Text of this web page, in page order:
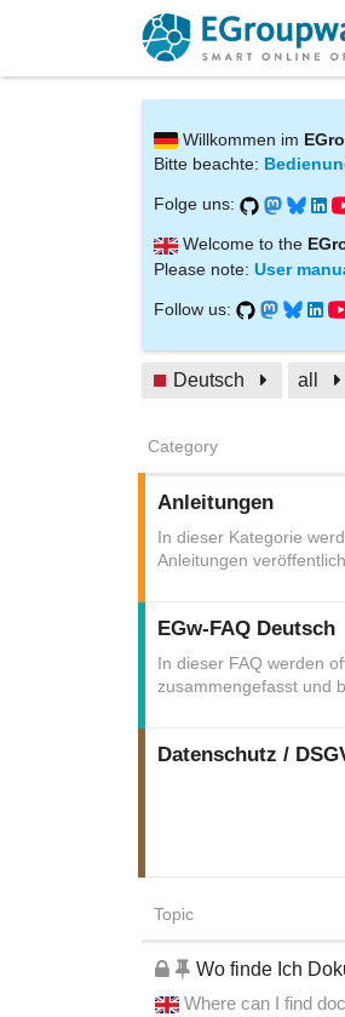
Willkommen im
Bitte beachte:
Folge uns:
Welcome to the
Please note: User
Follow us:
Deutsch all
Category
Anleitungen
In dieser Kategorie
Anleitungen
EGw-FAQ Deutsch
In dieser FAQ werden
zusammengefasst und
Datenschutz /
Topic
Wo finde Ich
Where can I find